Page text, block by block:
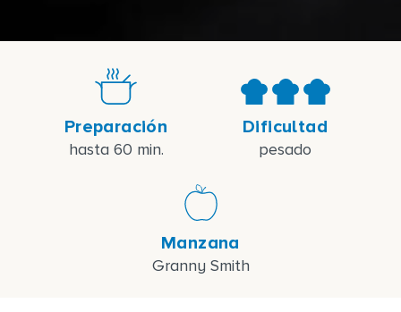
Preparación
hasta 60 min.
Dificultad
pesado
Manzana
Granny Smith